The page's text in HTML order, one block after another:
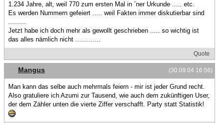
1.234 Jahre, alt, weil 770 zum ersten Mal in ´ner Urkunde ..... etc.
Es werden Nummern gefeiert ..... weil Fakten immer diskutierbar sind
.........
Jetzt habe ich doch mehr als gewollt geschrieben ..... so wichtig ist
das alles nämlich nicht .............
Quote
(30.09.04 16:56)
Mangus
Man kann das selbe auch mehrmals feiern - mir ist jeder Grund recht.
Also gratuliere ich Azumi zur Tausend, wie auch dem zukünftigen User,
der dem Zähler unten die vierte Ziffer verschafft. Party statt Statistik!